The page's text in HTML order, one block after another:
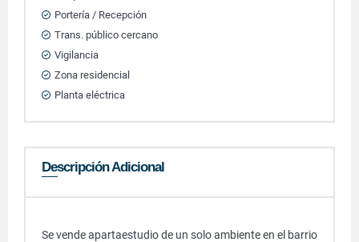
Portería / Recepción
Trans. público cercano
Vigilancia
Zona residencial
Planta eléctrica
Descripción Adicional
Se vende apartaestudio de un solo ambiente en el barrio